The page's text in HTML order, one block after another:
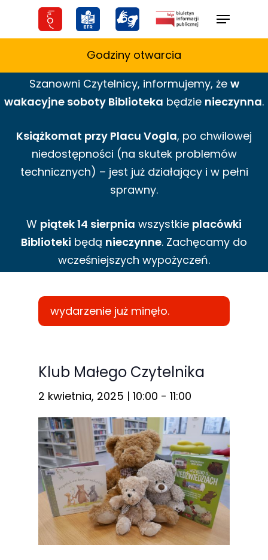
Menu
Godziny otwarcia
Szanowni Czytelnicy, informujemy, że w
wakacyjne soboty Biblioteka będzie nieczynna.
Książkomat przy Placu Vogla, po chwilowej
niedostępności (na skutek problemów
technicznych) – jest już działający i w pełni
sprawny.
W piątek 14 sierpnia wszystkie placówki
Biblioteki będą nieczynne. Zachęcamy do
wcześniejszych wypożyczeń.
wydarzenie już minęło.
Klub Małego Czytelnika
2 kwietnia, 2025 | 10:00 - 11:00
Te pliki cookie
nie są
opcjonalne. Są
funkcjonowania
strony
internetowej.
Statystyka
Abyśmy mogli